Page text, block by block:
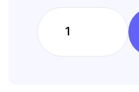
enoto: